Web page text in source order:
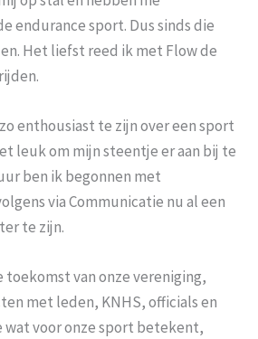
endurance sport. Dus sinds die
Het liefst reed ik met Flow de
enthousiast te zijn over een sport
leuk om mijn steentje er aan bij te
ben ik begonnen met
via Communicatie nu al een
te zijn.
toekomst van onze vereniging,
met leden, KNHS, officials en
wat voor onze sport betekent,